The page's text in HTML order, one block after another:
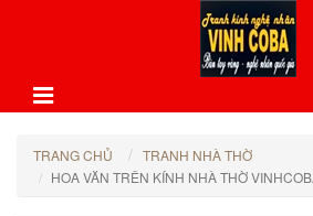
TRANG CHỦ
TRANH NHÀ THỜ
HOA VĂN TRÊN KÍNH NHÀ THỜ